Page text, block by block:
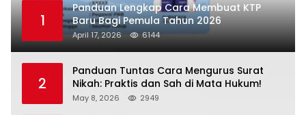
1
Panduan Lengkap Cara Membuat KTP
Baru Bagi Pemula Tahun 2026
April 17, 2026 6144
2
Panduan Tuntas Cara Mengurus Surat
Nikah: Praktis dan Sah di Mata Hukum!
May 8, 2026 2949